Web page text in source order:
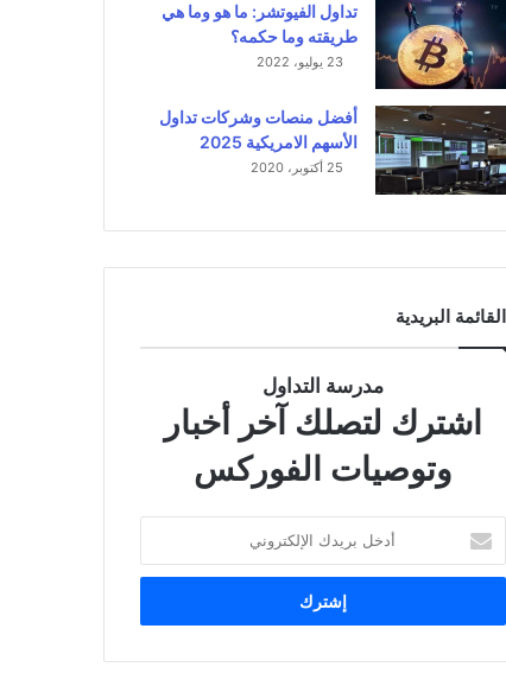
تداول الفيوتشر: ما هو وما هي
طريقته وما حكمه؟
23 يوليو، 2022
أفضل منصات وشركات تداول
الأسهم الامريكية 2025
25 أكتوبر، 2020
القائمة البريدية
مدرسة التداول
اشترك لتصلك آخر أخبار
وتوصيات الفوركس
خ
ب